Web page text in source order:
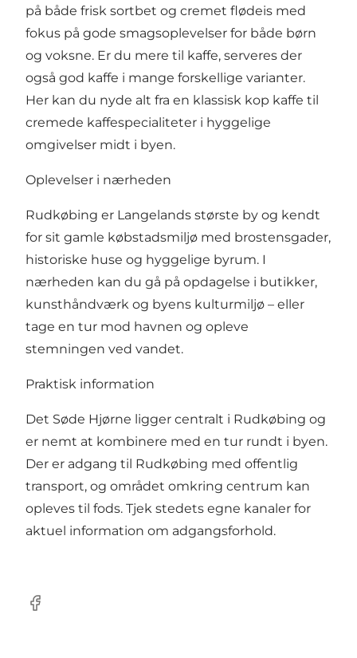
på både frisk sortbet og cremet flødeis med
fokus på gode smagsoplevelser for både børn
og voksne. Er du mere til kaffe, serveres der
også god kaffe i mange forskellige varianter.
Her kan du nyde alt fra en klassisk kop kaffe til
cremede kaffespecialiteter i hyggelige
omgivelser midt i byen.
Oplevelser i nærheden
Rudkøbing er Langelands største by og kendt
for sit gamle købstadsmiljø med brostensgader,
historiske huse og hyggelige byrum. I
nærheden kan du gå på opdagelse i butikker,
kunsthåndværk og byens kulturmiljø – eller
tage en tur mod havnen og opleve
stemningen ved vandet.
Praktisk information
Det Søde Hjørne ligger centralt i Rudkøbing og
er nemt at kombinere med en tur rundt i byen.
Der er adgang til Rudkøbing med offentlig
transport, og området omkring centrum kan
opleves til fods. Tjek stedets egne kanaler for
aktuel information om adgangsforhold.
Facebook